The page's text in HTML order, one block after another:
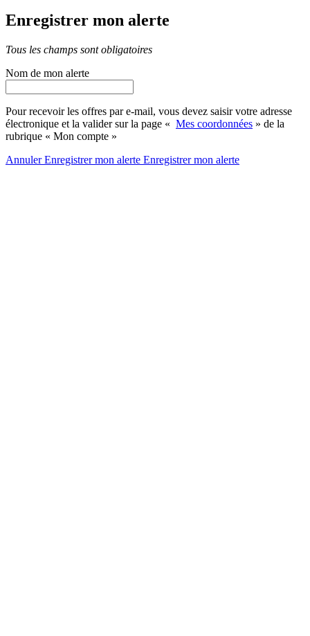
Enregistrer mon alerte
Tous les champs sont obligatoires
Nom de mon alerte
Pour recevoir les offres par e-mail, vous devez saisir votre adresse
électronique et la valider sur la page « Mes coordonnées » de la
rubrique « Mon compte »
AnnulerEnregistrer mon alerte Enregistrermon alerte